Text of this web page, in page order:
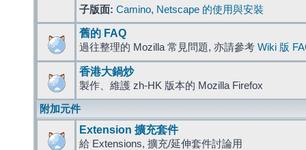
子版面: Camino, Netscape 的使用與安裝
舊的 FAQ
過往整理的 Mozilla 常見問題, 亦請參考 Wiki 版
香港大鍋炒
製作、維護 zh-HK 版本的 Mozilla Firefox
附加元件
Extension 擴充套件
給 Extensions, 擴充/延伸套件討論用